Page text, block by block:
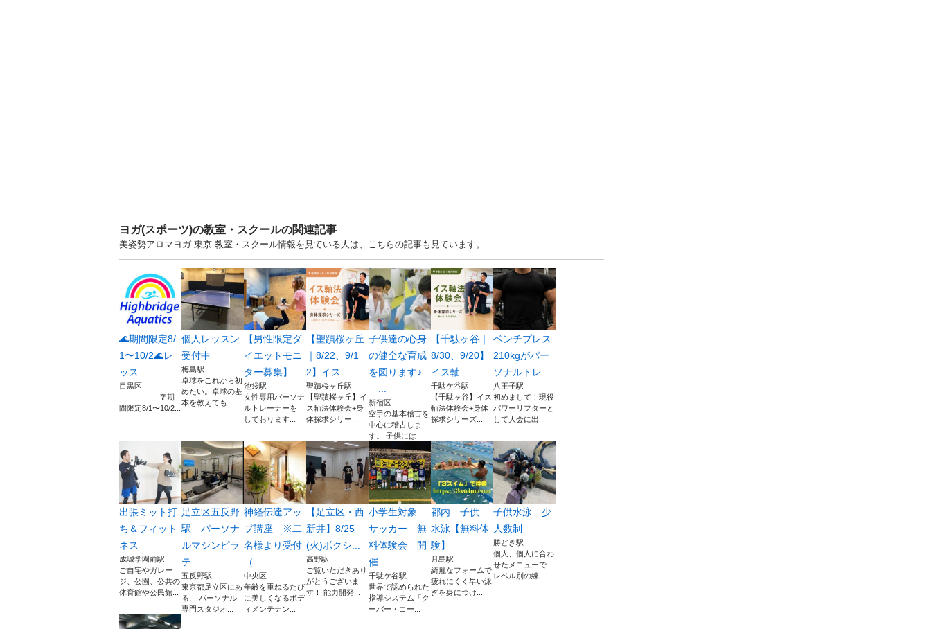
ヨガ(スポーツ)の教室・スクールの関連記事
美姿勢アロマヨガ 東京 教室・スクール情報を見ている人は、こちらの記事も見ています。
🌊期間限定8/
1〜10/2🌊レ
ッス...
目黒区
🎐期
間限定8/1〜10/2...
個人レッスン
受付中
梅島駅
卓球をこれから初
めたい。卓球の基
本を教えても...
【男性限定ダ
イエットモニ
ター募集】
池袋駅
女性専用パーソナ
ルトレーナーを
しております...
【聖蹟桜ヶ丘
｜8/22、9/1
2】イス...
聖蹟桜ヶ丘駅
【聖蹟桜ヶ丘】イ
ス軸法体験会+身
体探求シリー...
子供達の心身
の健全な育成
を図ります♪
新宿区
空手の基本稽古を
中心に稽古しま
す。 子供には...
【千駄ヶ谷｜
8/30、9/20】
イス軸...
千駄ケ谷駅
【千駄ヶ谷】イス
軸法体験会+身体
探求シリーズ...
ベンチプレス
210kgがパー
ソナルトレ...
八王子駅
初めまして！現役
パワーリフターと
して大会に出...
出張ミット打
ち＆フィット
ネス
成城学園前駅
ご自宅やガレー
ジ、公園、公共の
体育館や公民館...
足立区五反野
駅 パーソナ
ルマシンピラ
テ...
五反野駅
東京都足立区にあ
る、 パーソナル
専門スタジオ...
神経伝達アッ
プ講座 ※二
名様より受付
（...
中央区
年齢を重ねるたび
に美しくなるボデ
ィメンテナン...
【足立区・西
新井】8/25
(火)ボクシ...
高野駅
ご覧いただきあり
がとうございま
す！ 能力開発...
小学生対象
サッカー 無
料体験会 開
催...
千駄ケ谷駅
世界で認められた
指導システム「ク
ーバー・コー...
都内 子供
水泳【無料体
験】
月島駅
綺麗なフォームで
疲れにくく早い泳
ぎを身につけ...
子供水泳 少
人数制
勝どき駅
個人、個人に合わ
せたメニューで
レベル別の練...